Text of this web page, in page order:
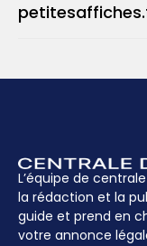
Téléphone :
Courrier :
L’équipe de
la rédaction et la
guide et prend en
votre annonce